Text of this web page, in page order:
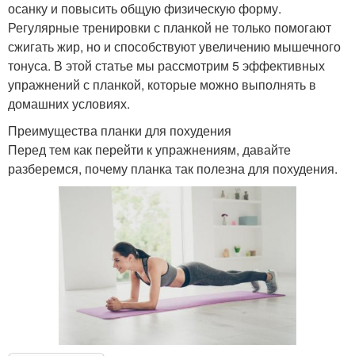
осанку и повысить общую физическую форму.
Регулярные тренировки с планкой не только помогают
сжигать жир, но и способствуют увеличению мышечного
тонуса. В этой статье мы рассмотрим 5 эффективных
упражнений с планкой, которые можно выполнять в
домашних условиях.
Преимущества планки для похудения
Перед тем как перейти к упражнениям, давайте
разберемся, почему планка так полезна для похудения.